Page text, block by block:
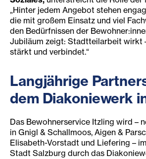
„Hinter jedem Angebot stehen
die mit großem Einsatz und viel
den Bedürfnissen der
Jubiläum zeigt: Stadtteilarbeit wirkt
stärkt und verbindet.“
Langjährige
dem Diakoniewerk
Das Bewohnerservice Itzling wird –
in Gnigl & Schallmoos, Aigen &
Elisabeth-Vorstadt und Liefering –
Stadt Salzburg durch das